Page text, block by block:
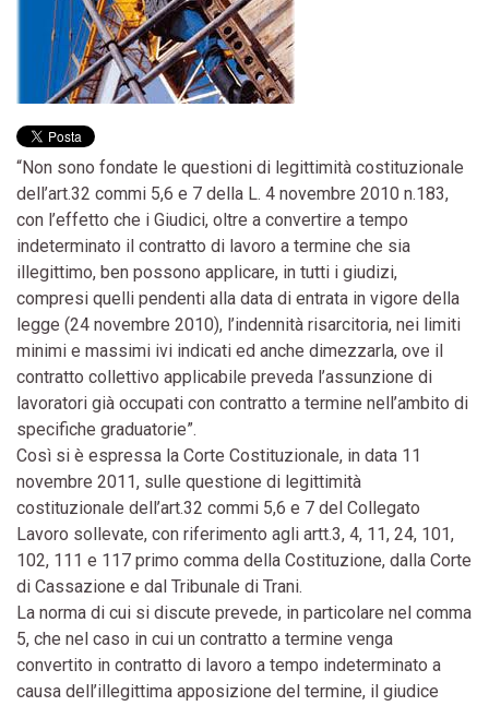
“Non sono fondate le questioni di legittimità costituzionale
dell’art.32 commi 5,6 e 7 della L. 4 novembre 2010 n.183,
con l’effetto che i Giudici, oltre a convertire a tempo
indeterminato il contratto di lavoro a termine che sia
illegittimo, ben possono applicare, in tutti i giudizi,
compresi quelli pendenti alla data di entrata in vigore della
legge (24 novembre 2010), l’indennità risarcitoria, nei limiti
minimi e massimi ivi indicati ed anche dimezzarla, ove il
contratto collettivo applicabile preveda l’assunzione di
lavoratori già occupati con contratto a termine nell’ambito di
specifiche graduatorie”.
Così si è espressa la Corte Costituzionale, in data 11
novembre 2011, sulle questione di legittimità
costituzionale dell’art.32 commi 5,6 e 7 del Collegato
Lavoro sollevate, con riferimento agli artt.3, 4, 11, 24, 101,
102, 111 e 117 primo comma della Costituzione, dalla Corte
di Cassazione e dal Tribunale di Trani.
La norma di cui si discute prevede, in particolare nel comma
5, che nel caso in cui un contratto a termine venga
convertito in contratto di lavoro a tempo indeterminato a
causa dell’illegittima apposizione del termine, il giudice